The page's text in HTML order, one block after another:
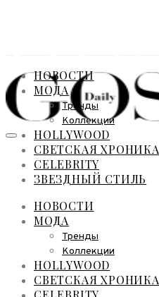
НОВОСТИ
МОДА
Тренды
Коллекции
HOLLYWOOD
СВЕТСКАЯ ХРОНИКА
CELEBRITY
ЗВЕЗДНЫЙ СТИЛЬ
НОВОСТИ
МОДА
Тренды
Коллекции
HOLLYWOOD
СВЕТСКАЯ ХРОНИКА